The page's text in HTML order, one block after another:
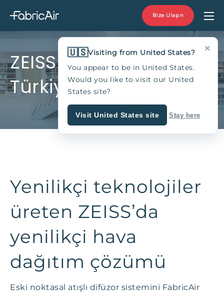
Bize Ulaşın
ZEISS Ofisi, Bursa,
Türkiye
Yenilikçi teknolojiler
üreten ZEISS’da
yenilikçi hava
dağıtım çözümü
Eski noktasal atışlı difüzor sistemini FabricAir
×
🇺🇸Visiting from United States?
You appear to be in United States.
Would you like to visit our United
States site?
Visit United States site Stay here